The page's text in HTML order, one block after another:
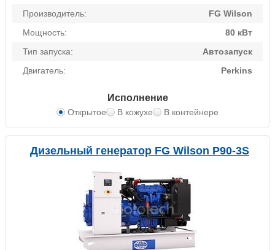
Производитель:
FG Wilson
Мощность:
80 кВт
Тип запуска:
Автозапуск
Двигатель:
Perkins
Исполнение
Открытое В кожухе В контейнере
Дизельный генератор FG Wilson P90-3S